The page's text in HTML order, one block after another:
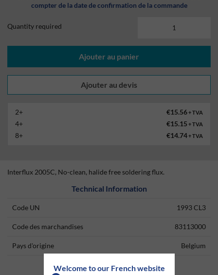
Welcome to our French website
compter de la date de confirmation de la commande
Quantity required
Ajouter au panier
2+ €15.56+ TVA
4+ €15.15 + TVA
8+ €14.74+ TVA
Interflux 2005C, No-clean, halide free soldering flux.
Technical Information
Code UN 1993 CL3
Code des marchandises 83113000
Pays d'origine Belgium
Data Sheets